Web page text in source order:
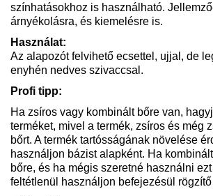
színhatásokhoz is használható.
árnyékolásra, és kiemelésre is.
Használat:
Az alapozót felvihető ecsettel, ujjal, de
enyhén nedves szivaccsal.
Profi tipp:
Ha zsíros vagy kombinált bőre van,
terméket, mivel a termék, zsíros és még
bőrt. A termék tartósságának növelése
használjon bázist alapként. Ha
bőre, és ha mégis szeretné használni
feltétlenül használjon befejezésül rögzítő